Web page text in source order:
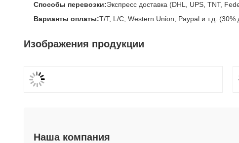
Способы перевозки:Экспресс доставка (DHL, UPS, TNT,
Варианты оплаты:T/T, L/C, Western Union, Paypal и т.д.
Изображения продукции
Наша компания